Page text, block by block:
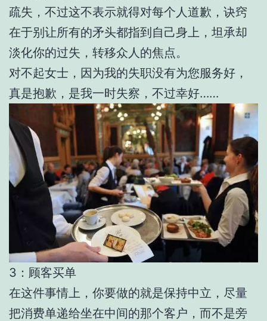
疏失，不过这不表示就得对每个人道歉，诀窍
在于别让所有的矛头都指到自己身上，坦承却
淡化你的过失，转移众人的焦点。
对不起女士，因为我的失职没有为您服务好，
真是抱歉，是我一时失察，不过幸好……
3：顾客买单
在这件事情上，你要做的就是保持中立，尽量
把消费单递给坐在中间的那个客户，而不是旁